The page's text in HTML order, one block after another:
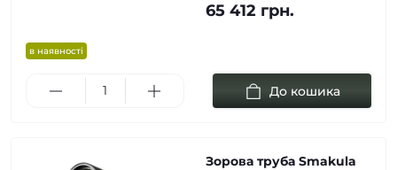
в наявності
65 412 грн.
До кошика
Зорова труба Smakula